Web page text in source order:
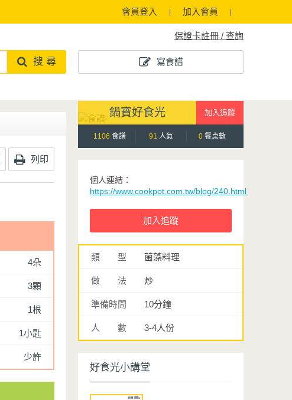
會員登入 加入會員
保證卡註冊 / 查詢
寫食譜
搜 尋
列印
4朵
3顆
1根
1小匙
少許
鍋寶好食光
1106 食譜 91 人氣 0 餐桌數
個人連結：
https://www.cookpot.com.tw/blog/240.html
類 型 菌藻料理
做 法 炒
準備時間 10分鐘
人 數 3-4人份
好食光小講堂